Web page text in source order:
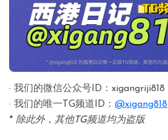
· 我们的微信公众号ID：xigangriji818
· 我们的唯一TG频道ID： @xigang818
* 除此外，其他TG频道均为盗版